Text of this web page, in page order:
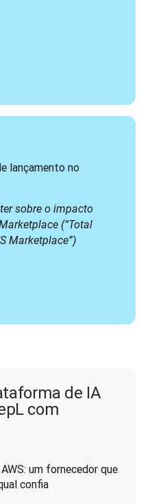
lançamento no
sobre o impacto
(“Total
Marketplace”)
de IA
com
um fornecedor que
confia